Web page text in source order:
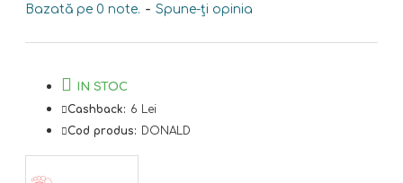
Bazată pe 0 note. - Spune-ţi opinia
IN STOC
Cashback: 6 Lei
Cod produs: DONALD